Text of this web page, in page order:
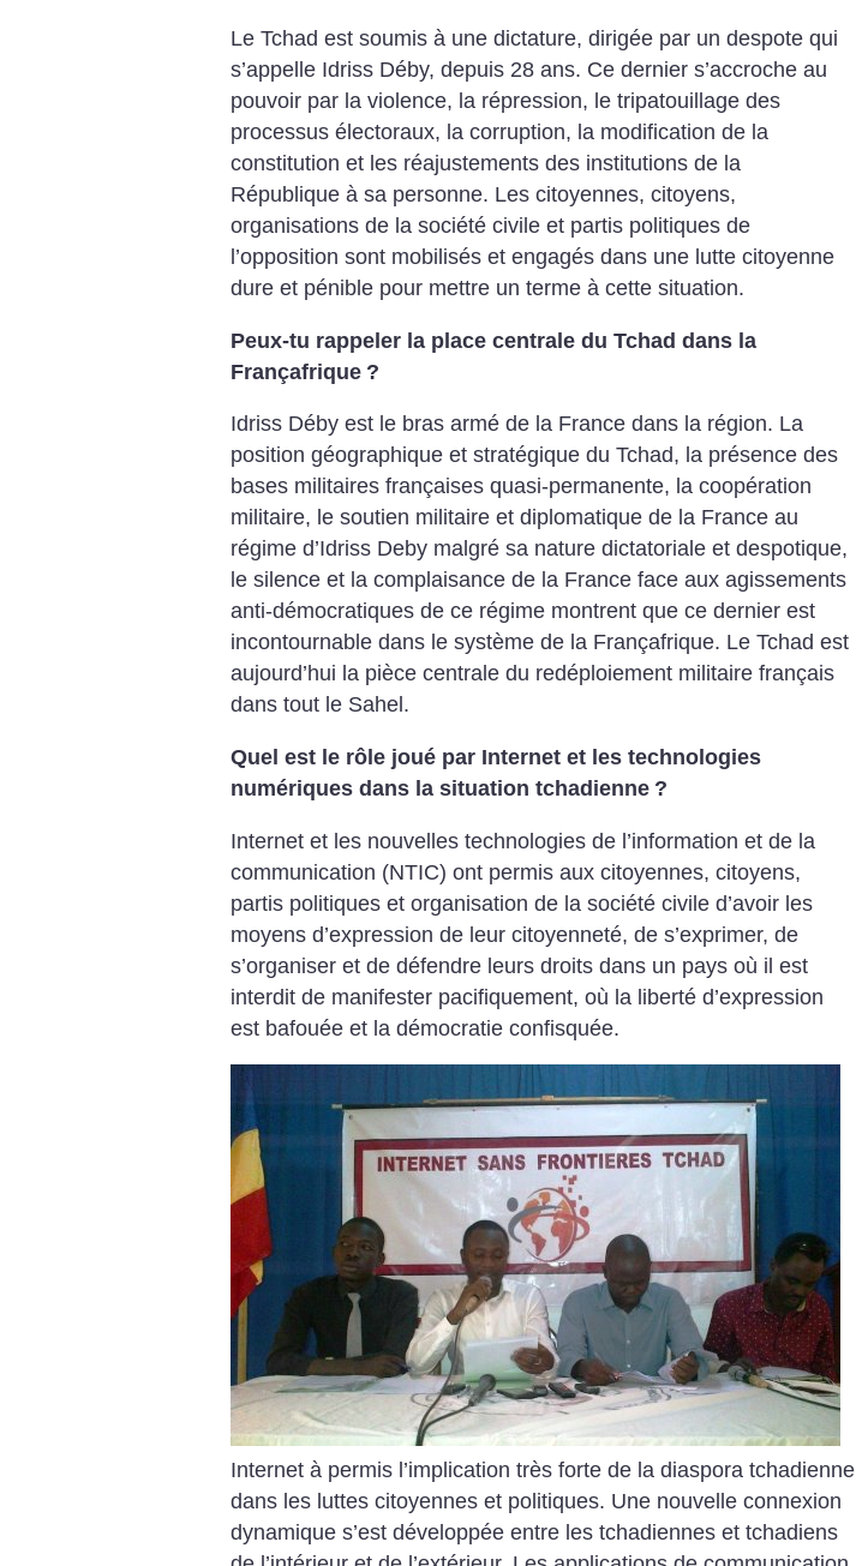
Le Tchad est soumis à une dictature, dirigée par un despote qui
s’appelle Idriss Déby, depuis 28 ans. Ce dernier s’accroche au
pouvoir par la violence, la répression, le tripatouillage des
processus électoraux, la corruption, la modification de la
constitution et les réajustements des institutions de la
République à sa personne. Les citoyennes, citoyens,
organisations de la société civile et partis politiques de
l’opposition sont mobilisés et engagés dans une lutte citoyenne
dure et pénible pour mettre un terme à cette situation.
Peux-tu rappeler la place centrale du Tchad dans la
Françafrique ?
Idriss Déby est le bras armé de la France dans la région. La
position géographique et stratégique du Tchad, la présence des
bases militaires françaises quasi-permanente, la coopération
militaire, le soutien militaire et diplomatique de la France au
régime d’Idriss Deby malgré sa nature dictatoriale et despotique,
le silence et la complaisance de la France face aux agissements
anti-démocratiques de ce régime montrent que ce dernier est
incontournable dans le système de la Françafrique. Le Tchad est
aujourd’hui la pièce centrale du redéploiement militaire français
dans tout le Sahel.
Quel est le rôle joué par Internet et les technologies
numériques dans la situation tchadienne ?
Internet et les nouvelles technologies de l’information et de la
communication (NTIC) ont permis aux citoyennes, citoyens,
partis politiques et organisation de la société civile d’avoir les
moyens d’expression de leur citoyenneté, de s’exprimer, de
s’organiser et de défendre leurs droits dans un pays où il est
interdit de manifester pacifiquement, où la liberté d’expression
est bafouée et la démocratie confisquée.
Internet à permis l’implication très forte de la diaspora tchadienne
dans les luttes citoyennes et politiques. Une nouvelle connexion
dynamique s’est développée entre les tchadiennes et tchadiens